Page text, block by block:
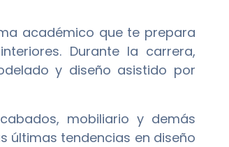
académico que te prepara
Durante la carrera,
y diseño asistido por
mobiliario y demás
últimas tendencias en diseño